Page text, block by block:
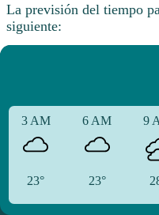
La previsión del tiempo
siguiente:
3 AM
23°
6 AM
23°
9